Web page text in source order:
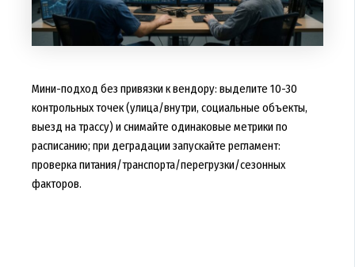
Мини-подход без привязки к вендору: выделите 10-30
контрольных точек (улица/внутри, социальные объекты,
выезд на трассу) и снимайте одинаковые метрики по
расписанию; при деградации запускайте регламент:
проверка питания/транспорта/перегрузки/сезонных
факторов.